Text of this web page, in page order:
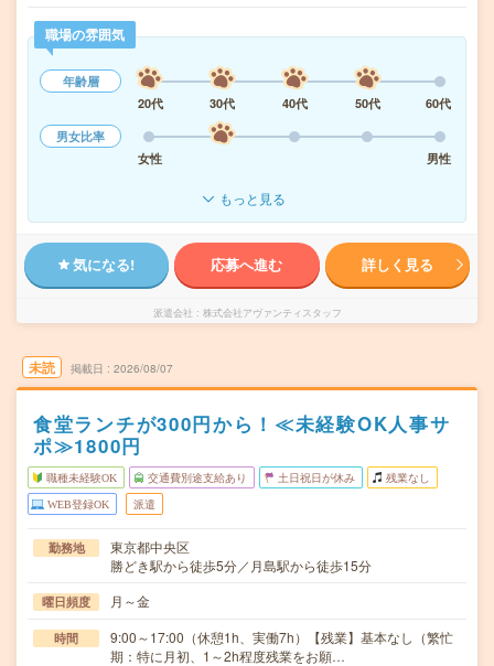
職場の雰囲気
年齢層
20代
30代 40代 50代
60代
男女比率
女性
男性
もっと見る
気になる! 応募へ進む 詳しく見る
派遣会社 株式会社アヴァンティスタッフ
未読 掲載日 2026/08/07
食堂ランチが300円から！≪未経験OK人事サ
ポ≫1800円
職種未経験OK 交通費別途支給あり 土日祝日が休み 残業なし
WEB登録OK 派遣
勤務地
東京都中央区
勝どき駅から徒歩5分／月島駅から徒歩15分
曜日頻度 月～金
時間
9:00～17:00（休憩1h、実働7h）【残業】基本なし（繁忙
期：特に月初、1～2h程度残業をお願…